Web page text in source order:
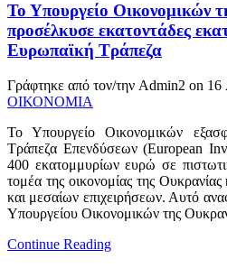
Το Υπουργείο Οικονομικών
προσέλκυσε εκατοντάδες
Ευρωπαϊκή Τράπεζα
Γράφτηκε από τον/την Admin2 on 16
ΟΙΚΟΝΟΜΙΑ
Το Υπουργείο Οικονομικών
Τράπεζα Επενδύσεων (European
400 εκατομμυρίων ευρώ σε
τομέα της οικονομίας της
και μεσαίων επιχειρήσεων. Αυτό
Υπουργείου Οικονομικών της
Continue Reading